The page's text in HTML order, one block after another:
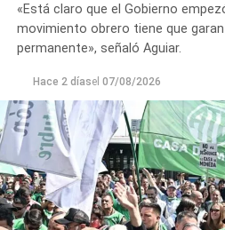
«Está claro que el Gobierno
movimiento obrero tiene que
permanente», señaló Aguiar.
Hace 2 díasel 07/08/2026